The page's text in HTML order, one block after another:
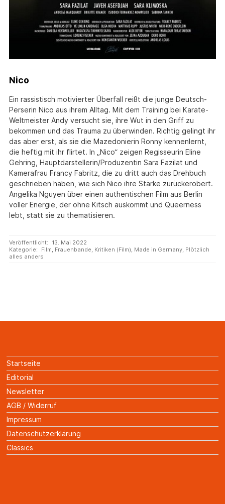
Nico
Ein rassistisch motivierter Überfall reißt die junge Deutsch-
Perserin Nico aus ihrem Alltag. Mit dem Training bei Karate-
Weltmeister Andy versucht sie, ihre Wut in den Griff zu
bekommen und das Trauma zu überwinden. Richtig gelingt ihr
das aber erst, als sie die Mazedonierin Ronny kennenlernt,
die heftig mit ihr flirtet. In „Nico“ zeigen Regisseurin Eline
Gehring, Hauptdarstellerin/Produzentin Sara Fazilat und
Kamerafrau Francy Fabritz, die zu dritt auch das Drehbuch
geschrieben haben, wie sich Nico ihre Stärke zurückerobert.
Angelika Nguyen über einen authentischen Film aus Berlin
voller Energie, der ohne Kitsch auskommt und Queerness
lebt, statt sie zu thematisieren.
Veröffentlicht:
13. Mai 2022
Kategorie:
Film, Frauenbande, Kritiken (Film), Made in Germany, Plötzlich
alles anders
Startseite
Editorial
Newsletter
AGB / Widerruf
Impressum
Datenschutzerklärung
Classics